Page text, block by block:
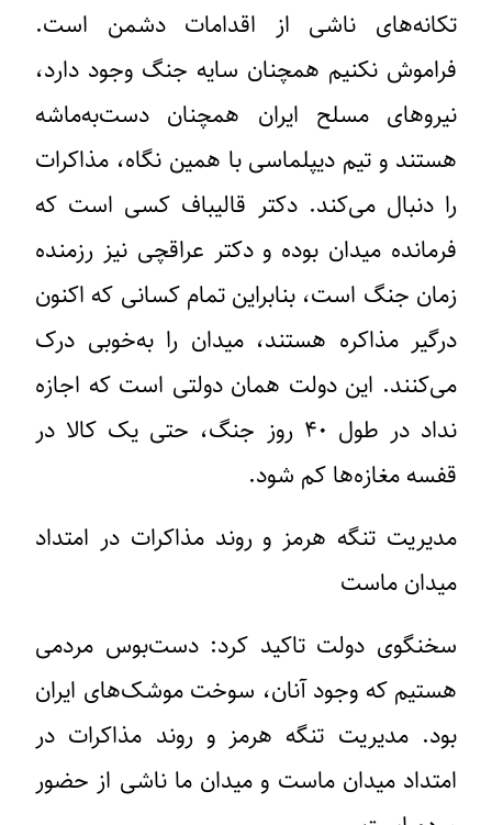
تکانه‌های ناشی از اقدامات دشمن است.
فراموش نکنیم همچنان سایه جنگ وجود دارد،
نیروهای مسلح ایران همچنان دست‌به‌ماشه
هستند و تیم دیپلماسی با همین نگاه، مذاکرات
را دنبال می‌کند. دکتر قالیباف کسی است که
فرمانده میدان بوده و دکتر عراقچی نیز رزمنده
زمان جنگ است، بنابراین تمام کسانی که اکنون
درگیر مذاکره هستند، میدان را به‌خوبی درک
می‌کنند. این دولت همان دولتی است که اجازه
نداد در طول ۴۰ روز جنگ، حتی یک کالا در
قفسه مغازه‌ها کم شود.
مدیریت تنگه هرمز و روند مذاکرات در امتداد
میدان ماست
سخنگوی دولت تاکید کرد: دست‌بوس مردمی
هستیم که وجود آنان، سوخت موشک‌های ایران
بود. مدیریت تنگه هرمز و روند مذاکرات در
امتداد میدان ماست و میدان ما ناشی از حضور